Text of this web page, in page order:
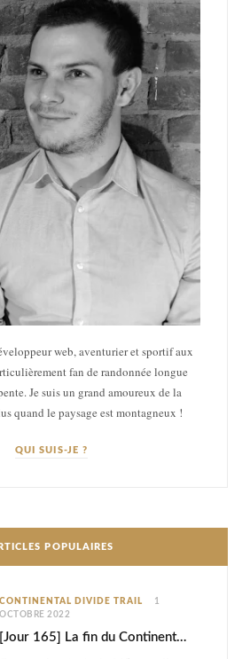
web, aventurier et sportif aux
fan de randonnée longue
Je suis un grand amoureux de la
quand le paysage est montagneux !
QUI SUIS-JE ?
POPULAIRES
CONTINENTAL DIVIDE TRAIL
1
OCTOBRE 2022
[Jour 165] La fin du Continental Divide Trail